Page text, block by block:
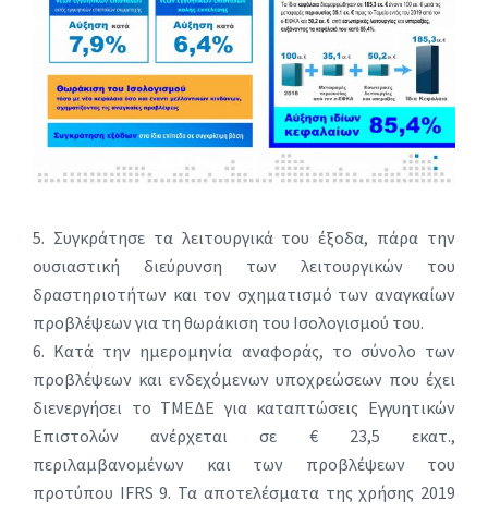
5. Συγκράτησε τα λειτουργικά του έξοδα, πάρα την
ουσιαστική διεύρυνση των λειτουργικών του
δραστηριοτήτων και τον σχηματισμό των αναγκαίων
προβλέψεων για τη θωράκιση του Ισολογισμού του.
6. Κατά την ημερομηνία αναφοράς, το σύνολο των
προβλέψεων και ενδεχόμενων υποχρεώσεων που έχει
διενεργήσει το ΤΜΕΔΕ για καταπτώσεις Εγγυητικών
Επιστολών ανέρχεται σε € 23,5 εκατ.,
περιλαμβανομένων και των προβλέψεων του
προτύπου IFRS 9. Τα αποτελέσματα της χρήσης 2019